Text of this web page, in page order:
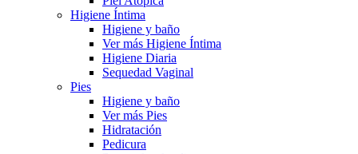
Higiene Íntima
Higiene y baño
Ver más Higiene Íntima
Higiene Diaria
Sequedad Vaginal
Pies
Higiene y baño
Ver más Pies
Hidratación
Pedicura